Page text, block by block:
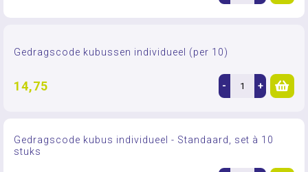
Gedragscode kubussen individueel (per 10)
14,75 - +
Gedragscode kubus individueel - Standaard, set à 10
stuks